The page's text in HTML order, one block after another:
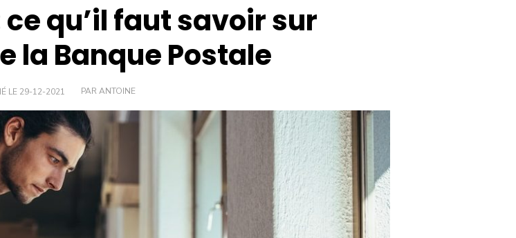
qu’il faut savoir sur
la Banque Postale
LE 29-12-2021 PAR ANTOINE